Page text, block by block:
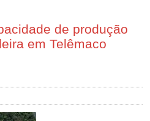
de produção
em Telêmaco